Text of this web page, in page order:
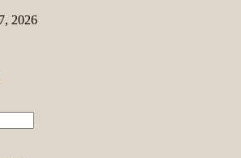
2026
Kultur & Wissenschaft